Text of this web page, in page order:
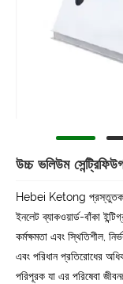
উচ্চ ভলিউম
Hebei Ketong
ইনলেট ব্যাকওয়ার্ড-বাঁকা
কর্মক্ষমতা এবং স্থিতিশীল,
এবং পরিধান প্রতিরোধের
পরিপূরক যা এর পরিষেবা